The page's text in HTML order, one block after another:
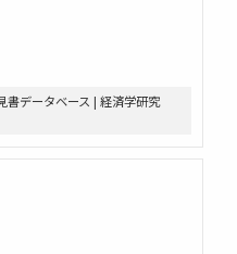
書データベース | 経済学研究